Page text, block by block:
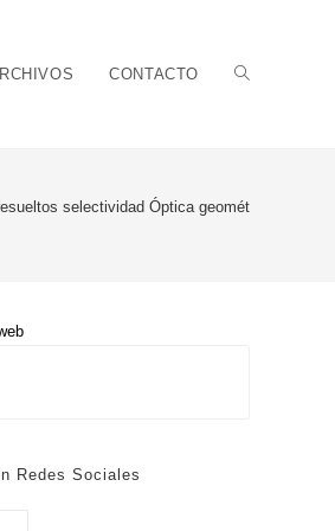
CONTACTO Alternar
selectividad Óptica geométrica física
Redes Sociales